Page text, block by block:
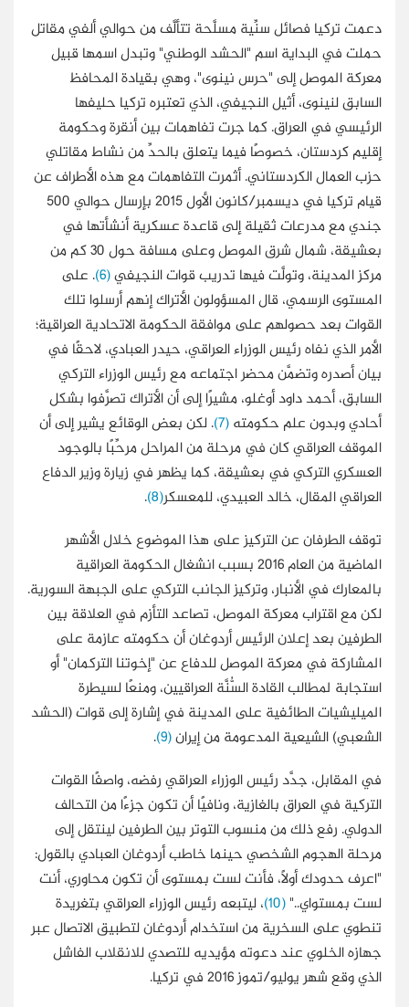
دعمت تركيا فصائل سنِّية مسلَّحة تتألَّف من حوالي ألفي مقاتل
حملت في البداية اسم "الحشد الوطني" وتبدل اسمها قبيل
معركة الموصل إلى "حرس نينوى"، وهي بقيادة المحافظ
السابق لنينوى، أثيل النجيفي، الذي تعتبره تركيا حليفها
الرئيسي في العراق. كما جرت تفاهمات بين أنقرة وحكومة
إقليم كردستان، خصوصًا فيما يتعلق بالحدِّ من نشاط مقاتلي
حزب العمال الكردستاني. أثمرت التفاهمات مع هذه الأطراف عن
قيام تركيا في ديسمبر/كانون الأول 2015 بإرسال حوالي 500
جندي مع مدرعات ثقيلة إلى قاعدة عسكرية أنشأتها في
بعشيقة، شمال شرق الموصل وعلى مسافة حول 30 كم من
مركز المدينة، وتولَّت فيها تدريب قوات النجيفي(6) . على
المستوى الرسمي، قال المسؤولون الأتراك إنهم أرسلوا تلك
القوات بعد حصولهم على موافقة الحكومة الاتحادية العراقية؛
الأمر الذي نفاه رئيس الوزراء العراقي، حيدر العبادي، لاحقًا في
بيان أصدره وتضمَّن محضر اجتماعه مع رئيس الوزراء التركي
السابق، أحمد داود أوغلو، مشيرًا إلى أن الأتراك تصرَّفوا بشكل
أحادي وبدون علم حكومته(7) . لكن بعض الوقائع يشير إلى أن
الموقف العراقي كان في مرحلة من المراحل مرحِّبًا بالوجود
العسكري التركي في بعشيقة، كما يظهر في زيارة وزير الدفاع
العراقي المقال، خالد العبيدي، للمعسكر(8)
.
توقف الطرفان عن التركيز على هذا الموضوع خلال الأشهر
الماضية من العام 2016 بسبب انشغال الحكومة العراقية
بالمعارك في الأنبار، وتركيز الجانب التركي على الجبهة السورية.
لكن مع اقتراب معركة الموصل، تصاعد التأزم في العلاقة بين
الطرفين بعد إعلان الرئيس أردوغان أن حكومته عازمة على
المشاركة في معركة الموصل للدفاع عن "إخوتنا التركمان" أو
استجابة لمطالب القادة السُّنَّة العراقيين، ومنعًا لسيطرة
الميليشيات الطائفية على المدينة في إشارة إلى قوات (الحشد
الشعبي) الشيعية المدعومة من إيران(9)
.
في المقابل، جدَّد رئيس الوزراء العراقي رفضه، واصفًا القوات
التركية في العراق بالغازية، ونافيًا أن تكون جزءًا من التحالف
الدولي. رفع ذلك من منسوب التوتر بين الطرفين لينتقل إلى
مرحلة الهجوم الشخصي حينما خاطب أردوغان العبادي بالقول:
"اعرف حدودك أولًا، فأنت لست بمستوى أن تكون محاوري، أنت
لست بمستواي.."(10)
، ليتبعه رئيس الوزراء العراقي بتغريدة
تنطوي على السخرية من استخدام أردوغان لتطبيق الاتصال عبر
جهازه الخلوي عند دعوته مؤيديه للتصدي للانقلاب الفاشل
الذي وقع شهر يوليو/تموز 2016 في تركيا.